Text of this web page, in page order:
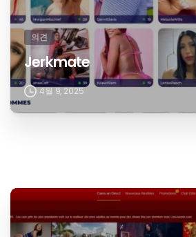
의견
Jerkmate
4월 9, 2025